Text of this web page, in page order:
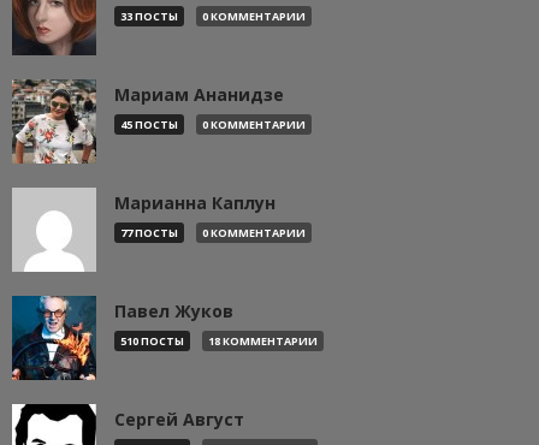
33 ПОСТЫ 0 КОММЕНТАРИИ
Мариам Ананидзе
45 ПОСТЫ 0 КОММЕНТАРИИ
Марианна Каплун
77 ПОСТЫ 0 КОММЕНТАРИИ
Павел Жуков
510 ПОСТЫ 18 КОММЕНТАРИИ
Сергей Август